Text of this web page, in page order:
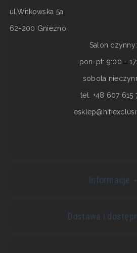
ul.Witkowska 5a
62-200 Gniezno
Salon czynny:
pon-pt: 9:00 -
sobota
tel. +48 607 615
Informacje
Dostawa i